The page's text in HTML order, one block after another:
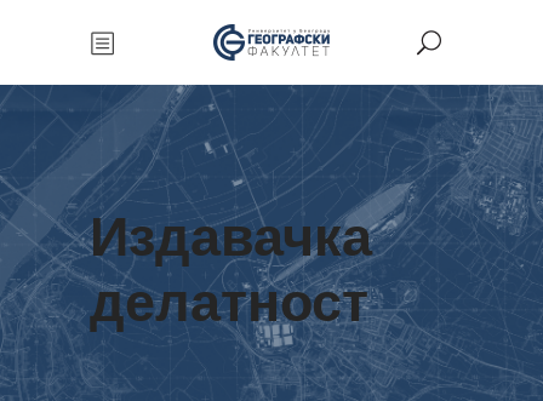
Издавачка
делатност